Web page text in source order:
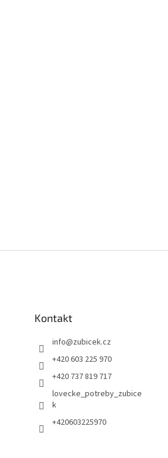
Kontakt
info@zubicek.cz
+420 603 225 970
+420 737 819 717
lovecke_potreby_zubice
k
+420603225970